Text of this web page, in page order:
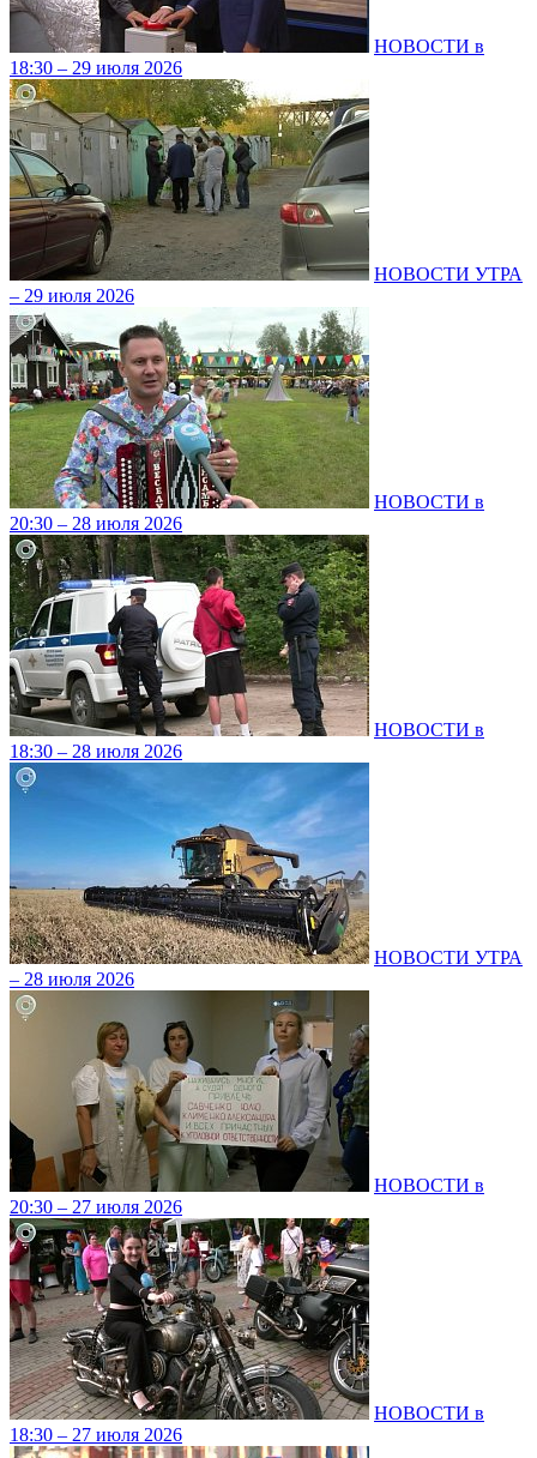
НОВОСТИ в
18:30 – 29 июля 2026
НОВОСТИ УТРА
– 29 июля 2026
НОВОСТИ в
20:30 – 28 июля 2026
НОВОСТИ в
18:30 – 28 июля 2026
НОВОСТИ УТРА
– 28 июля 2026
НОВОСТИ в
20:30 – 27 июля 2026
НОВОСТИ в
18:30 – 27 июля 2026